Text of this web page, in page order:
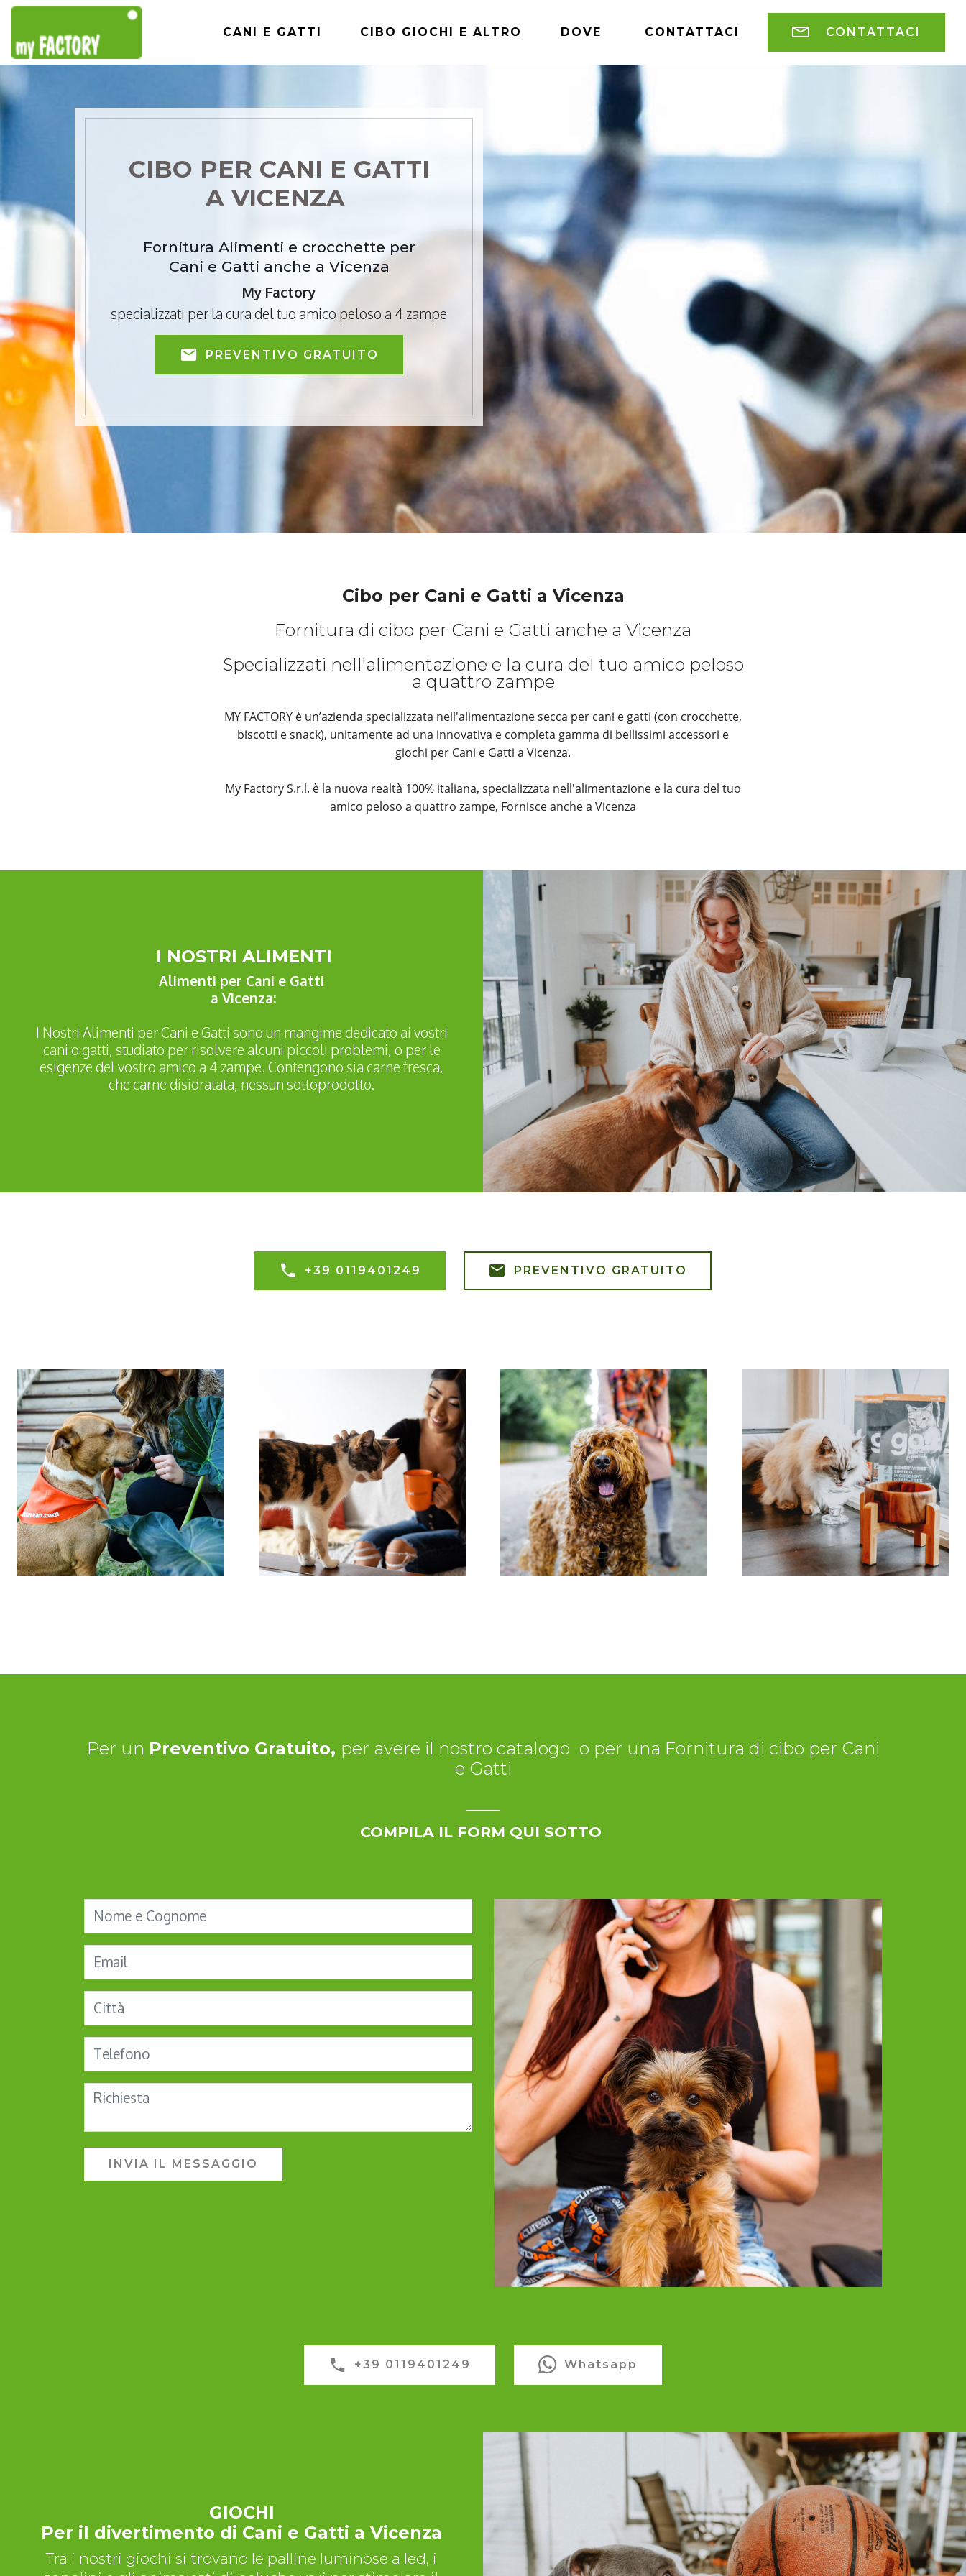
CANI E GATTI CIBO GIOCHI E ALTRO DOVE CONTATTACI CONTATTACI
CIBO PER CANI E GATTI
A VICENZA
Fornitura Alimenti e crocchette per
Cani e Gatti anche a Vicenza
My Factory
specializzati per la cura del tuo amico peloso a 4 zampe
PREVENTIVO GRATUITO
Cibo per Cani e Gatti a Vicenza
Fornitura di cibo per Cani e Gatti anche a Vicenza
Specializzati nell'alimentazione e la cura del tuo amico peloso
a quattro zampe
MY FACTORY è un’azienda specializzata nell'alimentazione secca per cani e gatti (con crocchette,
biscotti e snack), unitamente ad una innovativa e completa gamma di bellissimi accessori e
giochi per Cani e Gatti a Vicenza.
My Factory S.r.l. è la nuova realtà 100% italiana, specializzata nell'alimentazione e la cura del tuo
amico peloso a quattro zampe, Fornisce anche a Vicenza
I NOSTRI ALIMENTI
Alimenti per Cani e Gatti
a Vicenza:
I Nostri Alimenti per Cani e Gatti sono un mangime dedicato ai vostri
cani o gatti, studiato per risolvere alcuni piccoli problemi, o per le
esigenze del vostro amico a 4 zampe. Contengono sia carne fresca,
che carne disidratata, nessun sottoprodotto.
+39 0119401249 PREVENTIVO GRATUITO
Per un Preventivo Gratuito, per avere il nostro catalogo o per una Fornitura di cibo per Cani
e Gatti
COMPILA IL FORM QUI SOTTO
INVIA IL MESSAGGIO
+39 0119401249 Whatsapp
GIOCHI
Per il divertimento di Cani e Gatti a Vicenza
Tra i nostri giochi si trovano le palline luminose a led, i